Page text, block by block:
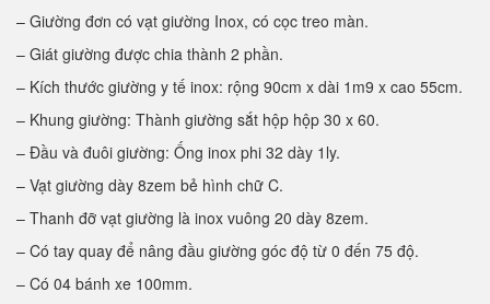
– Giường đơn có vạt giường Inox, có cọc treo màn.
– Giát giường được chia thành 2 phần.
– Kích thước giường y tế inox: rộng 90cm x dài 1m9 x cao 55cm.
– Khung giường: Thành giường sắt hộp hộp 30 x 60.
– Đầu và đuôi giường: Ống inox phi 32 dày 1ly.
– Vạt giường dày 8zem bẻ hình chữ C.
– Thanh đỡ vạt giường là inox vuông 20 dày 8zem.
– Có tay quay để nâng đầu giường góc độ từ 0 đến 75 độ.
– Có 04 bánh xe 100mm.